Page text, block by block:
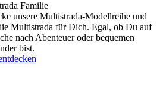
Familie
unsere Multistrada-Modellreihe und
Multistrada für Dich. Egal, ob Du auf
nach Abenteuer oder bequemen
bist.